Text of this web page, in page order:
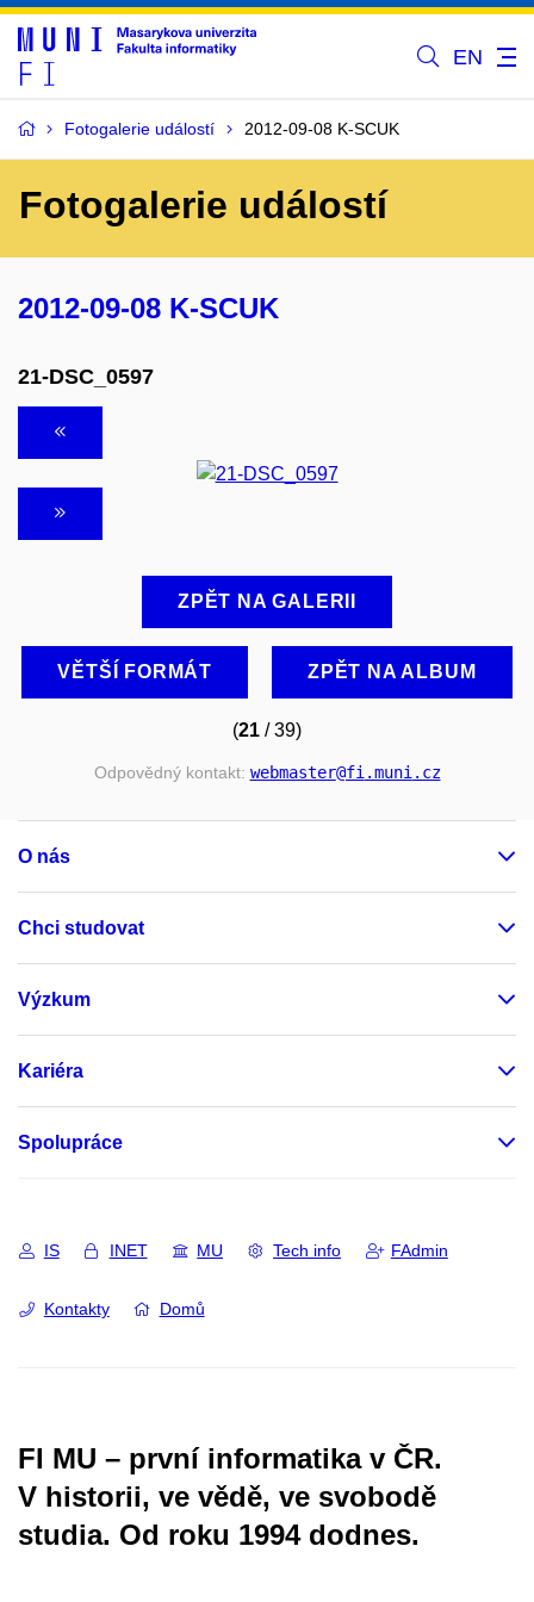
EN
Fotogalerie událostí 2012-09-08 K-SCUK
Fotogalerie událostí
2012-09-08 K-SCUK
21-DSC_0597
ZPĚT NA GALERII
VĚTŠÍ FORMÁT ZPĚT NA ALBUM
(21 / 39)
Odpovědný kontakt: webmaster@fi.muni.cz
O nás
Chci studovat
Výzkum
Kariéra
Spolupráce
IS INET MU Tech info FAdmin
Kontakty Domů
FI MU – první informatika v ČR.
V historii, ve vědě, ve svobodě
studia. Od roku 1994 dodnes.